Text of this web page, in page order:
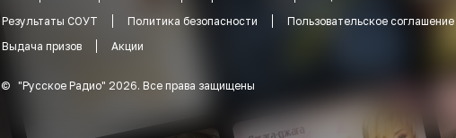
Результаты СОУТ
Политика безопасности
Пользовательское соглашение
Выдача призов
Акции
© "Русское Радио" 2026. Все права защищены